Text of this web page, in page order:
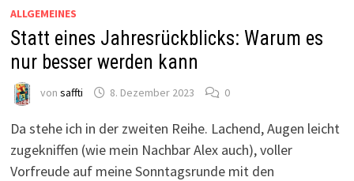
ALLGEMEINES
Statt eines Jahresrückblicks: Warum es
nur besser werden kann
von saffti 8. Dezember 2023 0
Da stehe ich in der zweiten Reihe. Lachend, Augen leicht
zugekniffen (wie mein Nachbar Alex auch), voller
Vorfreude auf meine Sonntagsrunde mit den